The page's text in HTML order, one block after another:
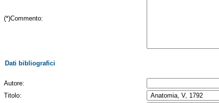
(*)Commento:
Dati bibliografici
Autore:
Titolo: